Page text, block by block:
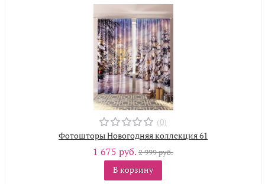
(0)
Фотошторы Новогодняя коллекция 61
1 675 руб.2 999 руб.
В корзину